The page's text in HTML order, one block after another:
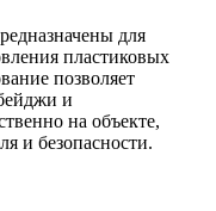
для
пластиковых
позволяет
и
на объекте,
и безопасности.